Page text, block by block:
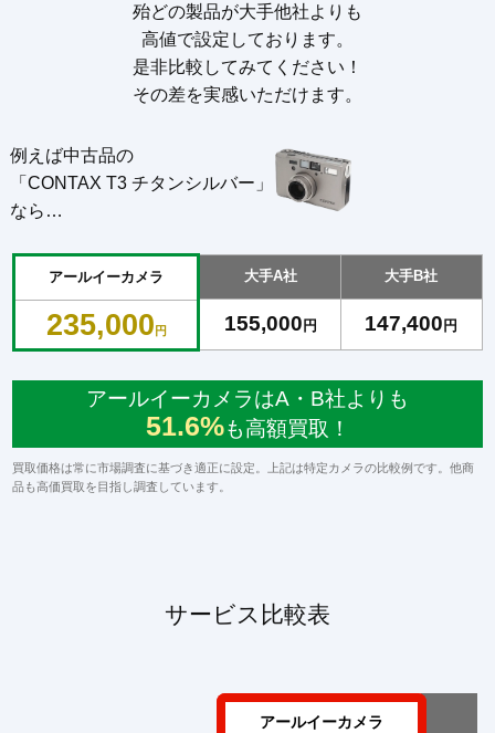
殆どの製品が大手他社よりも
高値で設定しております。
是非比較してみてください！
その差を実感いただけます。
例えば中古品の
「CONTAX T3 チタンシルバー」
なら…
アールイーカメラ
235,000 円
大手A社
155,000円
大手B社
147,400円
アールイーカメラはA・B社よりも
51.6%も高額買取！
買取価格は常に市場調査に基づき適正に設定。上記は特定カメラの比較例です。他商
品も高価買取を目指し調査しています。
サービス比較表
アールイーカメラ